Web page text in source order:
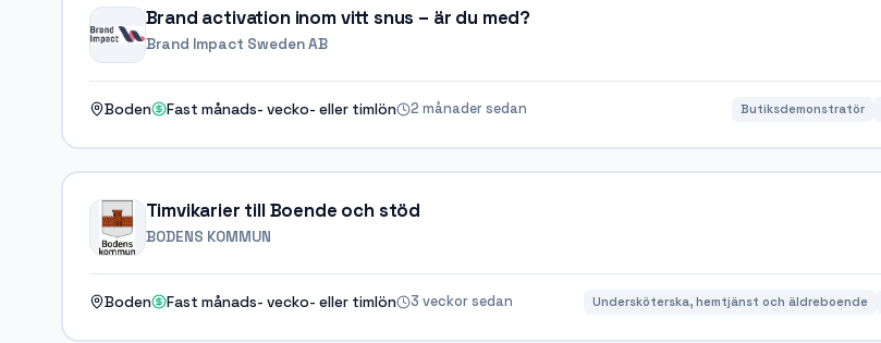
Brand activation inom vitt snus – är du med?
Brand Impact Sweden AB
Boden Fast månads- vecko- eller timlön 2 månader sedan Butiksdemonstratör
Timvikarier till Boende och stöd
BODENS KOMMUN
Boden Fast månads- vecko- eller timlön 3 veckor sedan Undersköterska, hemtjänst och äldreboende